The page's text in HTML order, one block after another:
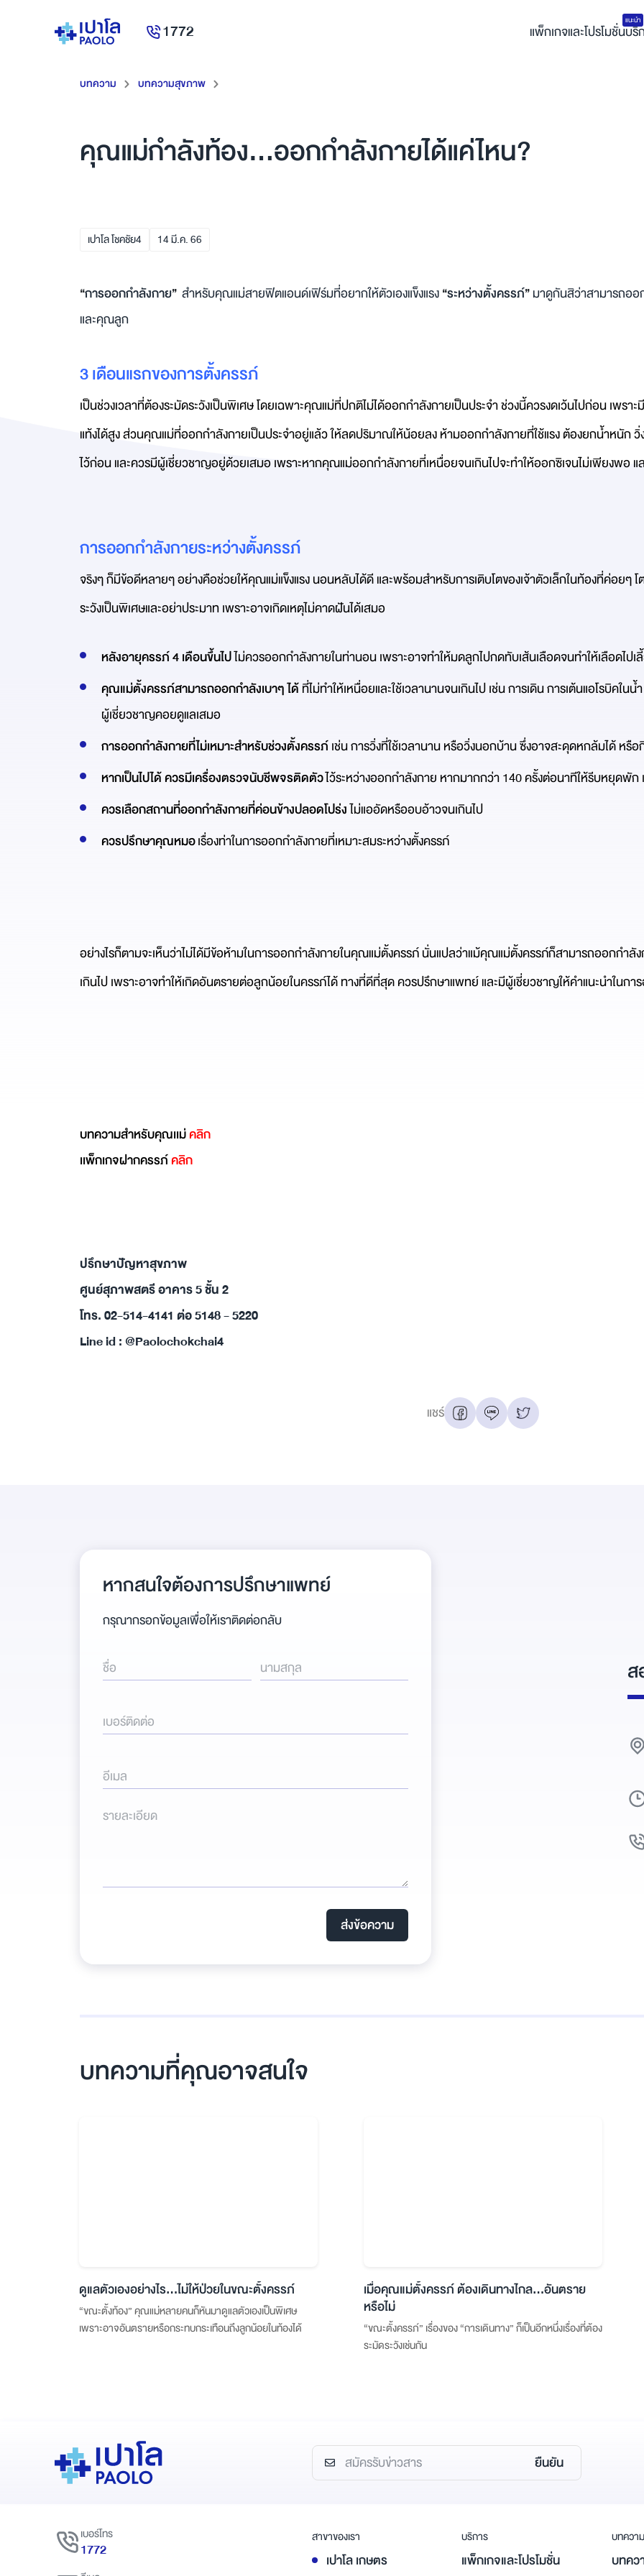
1772 แพ็กเกจและโปรโมชั่น
แนะนำ
บริ
บทความ บทความสุขภาพ
คุณแม่กำลังท้อง…ออกกำลังกายได้แค่ไหน?
เปาโล โชคชัย4 14มี.ค.66
“การออกกำลังกาย” สำหรับคุณแม่สายฟิตแอนด์เฟิร์มที่อยากให้ตัวเองแข็งแรง“ระหว่างตั้งครรภ์”มาดูกันสิว่าสามารถอ
และคุณลูก
3 เดือนแรกของการตั้งครรภ์
เป็นช่วงเวลาที่ต้องระมัดระวังเป็นพิเศษ โดยเฉพาะคุณแม่ที่ปกติไม่ได้ออกกำลังกายเป็นประจำ ช่วงนี้ควรงดเว้นไปก่อน เพรา
แท้งได้สูง ส่วนคุณแม่ที่ออกกำลังกายเป็นประจำอยู่แล้ว ให้ลดปริมาณให้น้อยลง ห้ามออกกำลังกายที่ใช้แรง ต้องยกน้ำหนัก วิ่ง
ไว้ก่อน และควรมีผู้เชี่ยวชาญอยู่ด้วยเสมอ เพราะหากคุณแม่ออกกำลังกายที่เหนื่อยจนเกินไปจะทำให้ออกซิเจนไม่เพียงพอ
การออกกำลังกายระหว่างตั้งครรภ์
จริงๆ ก็มีข้อดีหลายๆ อย่างคือช่วยให้คุณแม่แข็งแรง นอนหลับได้ดี และพร้อมสำหรับการเติบโตของเจ้าตัวเล็กในท้องที่ค่อยๆ
ระวังเป็นพิเศษและอย่าประมาท เพราะอาจเกิดเหตุไม่คาดฝันได้เสมอ
หลังอายุครรภ์ 4 เดือนขึ้นไปไม่ควรออกกำลังกายในท่านอน เพราะอาจทำให้มดลูกไปกดทับเส้นเลือดจนทำให้เลือดไป
คุณแม่ตั้งครรภ์สามารถออกกำลังเบาๆ ได้ที่ไม่ทำให้เหนื่อยและใช้เวลานานจนเกินไป เช่น การเดิน การเต้นแอโรบิค
ผู้เชี่ยวชาญคอยดูแลเสมอ
การออกกำลังกายที่ไม่เหมาะสำหรับช่วงตั้งครรภ์เช่น การวิ่งที่ใช้เวลานาน หรือวิ่งนอกบ้าน ซึ่งอาจสะดุดหกล้มได้ หรื
หากเป็นไปได้ ควรมีเครื่องตรวจนับชีพจรติดตัวไว้ระหว่างออกกำลังกาย หากมากกว่า 140 ครั้งต่อนาทีให้รีบหยุดพัก
ควรเลือกสถานที่ออกกำลังกายที่ค่อนข้างปลอดโปร่งไม่แออัดหรืออบอ้าวจนเกินไป
ควรปรึกษาคุณหมอเรื่องท่าในการออกกำลังกายที่เหมาะสมระหว่างตั้งครรภ์
อย่างไรก็ตามจะเห็นว่าไม่ได้มีข้อห้ามในการออกกำลังกายในคุณแม่ตั้งครรภ์ นั่นแปลว่าแม้คุณแม่ตั้งครรภ์ก็สามารถออกกำลัง
เกินไป เพราะอาจทำให้เกิดอันตรายต่อลูกน้อยในครรภ์ได้ ทางที่ดีที่สุด ควรปรึกษาแพทย์ และมีผู้เชี่ยวชาญให้คำแนะนำในกา
บทความสำหรับคุณเเม่คลิก
เเพ็กเกจฝากครรภ์คลิก
ปรึกษาปัญหาสุขภาพ
ศูนย์สุภาพสตรี อาคาร 5 ชั้น 2
โทร. 02-514-4141 ต่อ 5148 - 5220
Line id : @Paolochokchai4
แชร์
หากสนใจต้องการปรึกษาแพทย์
กรุณากรอกข้อมูลเพื่อให้เราติดต่อกลับ
ชื่อ นามสกุล
เบอร์ติดต่อ
อีเมล
รายละเอียด
ส่งข้อความ
บทความที่คุณอาจสนใจ
ดูแลตัวเองอย่างไร…ไม่ให้ป่วยในขณะตั้งครรภ์
“ขณะตั้งท้อง” คุณแม่หลายคนก็หันมาดูแลตัวเองเป็นพิเศษ
เพราะอาจอันตรายหรือกระทบกระเทือนถึงลูกน้อยในท้องได้
เมื่อคุณแม่ตั้งครรภ์ ต้องเดินทางไกล…อันตราย
หรือไม่
“ขณะตั้งครรภ์” เรื่องของ “การเดินทาง” ก็เป็นอีกหนึ่งเรื่องที่ต้อง
ระมัดระวังเช่นกัน
ยืนยัน
เบอร์โทร
1772
สาขาของเรา
เปาโล เกษตร
บริการ
แพ็กเกจและโปรโมชั่น
บทความ
บทค